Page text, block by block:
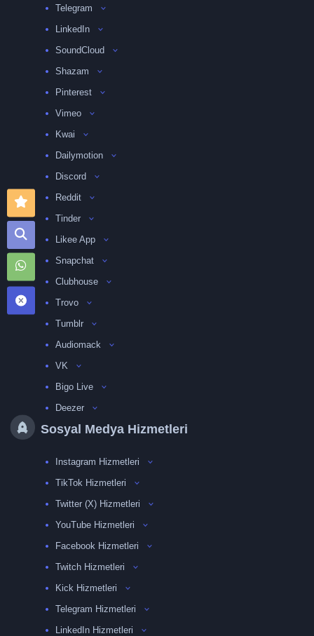
Telegram
LinkedIn
SoundCloud
Shazam
Pinterest
Vimeo
Kwai
Dailymotion
Discord
Reddit
Tinder
Likee App
Snapchat
Clubhouse
Trovo
Tumblr
Audiomack
VK
Bigo Live
Deezer
Sosyal Medya Hizmetleri
Instagram Hizmetleri
TikTok Hizmetleri
Twitter (X) Hizmetleri
YouTube Hizmetleri
Facebook Hizmetleri
Twitch Hizmetleri
Kick Hizmetleri
Telegram Hizmetleri
LinkedIn Hizmetleri